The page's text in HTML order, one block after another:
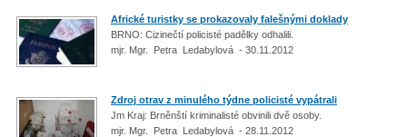
Africké turistky se prokazovaly falešnými doklady
BRNO: Cizinečtí policisté padělky odhalili.
mjr. Mgr. Petra Ledabylová - 30.11.2012
Zdroj otrav z minulého týdne policisté vypátrali
Jm Kraj: Brněnští kriminalisté obvinili dvě osoby.
mjr. Mgr. Petra Ledabylová - 28.11.2012